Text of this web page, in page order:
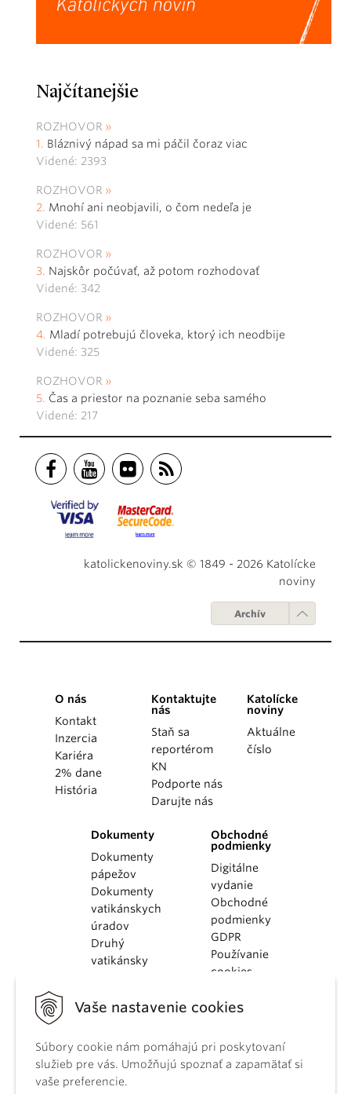
Vaše nastavenie cookies
Súbory cookie nám pomáhajú pri poskytovaní
služieb pre vás. Umožňujú spoznať a zapamätať si
vaše preferencie.
Najčítanejšie
ROZHOVOR
Bláznivý nápad sa mi páčil čoraz viac
Videné: 2393
ROZHOVOR
Mnohí ani neobjavili, o čom nedeľa je
Videné: 561
ROZHOVOR
Najskôr počúvať, až potom rozhodovať
Videné: 342
ROZHOVOR
Mladí potrebujú človeka, ktorý ich neodbije
Videné: 325
ROZHOVOR
Čas a priestor na poznanie seba samého
Videné: 217
katolickenoviny.sk © 1849 - 2026 Katolícke
noviny
Archív
O nás
Kontakt
Inzercia
Kariéra
2% dane
História
Kontaktujte
nás
Staň sa
reportérom
KN
Podporte nás
Darujte nás
Katolícke
noviny
Aktuálne
číslo
Dokumenty
Dokumenty
pápežov
Dokumenty
vatikánskych
úradov
Druhý
vatikánsky
KBS
kánonického
práva
Katechizmus
Obchodné
podmienky
Digitálne
vydanie
Obchodné
podmienky
GDPR
Používanie
cookies